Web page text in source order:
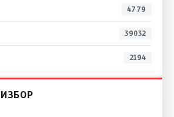
4779
39032
2194